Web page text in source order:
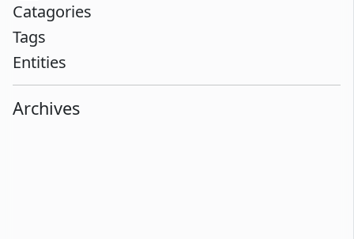
Catagories
Tags
Entities
Archives